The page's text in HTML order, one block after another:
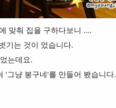
맞춰 집을 구하다보니 ....
기는 것이 었습니다.
는데요.
'그냥 봉구네'를 만들어 봤습니다.